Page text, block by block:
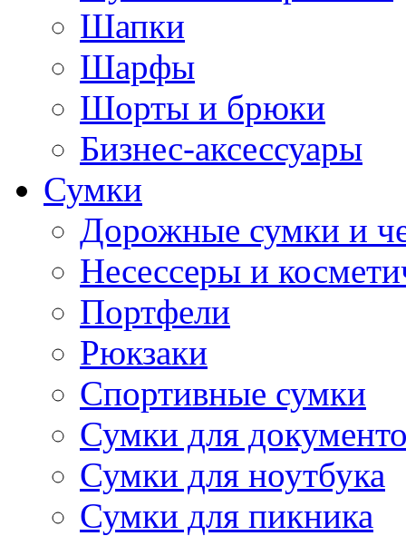
Шапки
Шарфы
Шорты и брюки
Бизнес-аксессуары
Сумки
Дорожные сумки и
Несессеры и
Портфели
Рюкзаки
Спортивные сумки
Сумки для
Сумки для ноутбука
Сумки для пикника